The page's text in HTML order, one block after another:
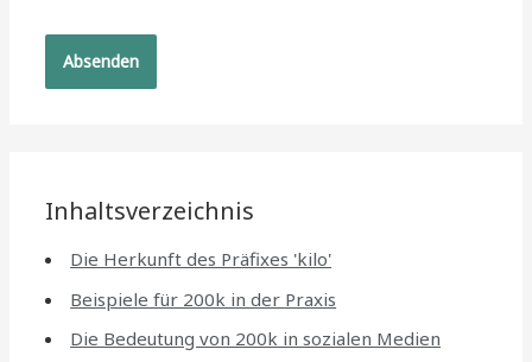
Inhaltsverzeichnis
Die Herkunft des Präfixes 'kilo'
Beispiele für 200k in der Praxis
Die Bedeutung von 200k in sozialen Medien